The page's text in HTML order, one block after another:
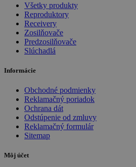
Všetky produkty
Reproduktory
Receivery
Zosilňovače
Predzosilňovače
Slúchadlá
Informácie
Obchodné podmienky
Reklamačný poriadok
Ochrana dát
Odstúpenie od zmluvy
Reklamačný formulár
Sitemap
Môj účet